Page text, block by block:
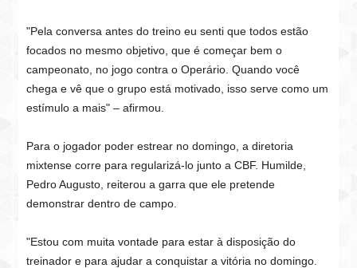
"Pela conversa antes do treino eu senti que todos estão
focados no mesmo objetivo, que é começar bem o
campeonato, no jogo contra o Operário. Quando você
chega e vê que o grupo está motivado, isso serve como um
estímulo a mais" – afirmou.
Para o jogador poder estrear no domingo, a diretoria
mixtense corre para regularizá-lo junto a CBF. Humilde,
Pedro Augusto, reiterou a garra que ele pretende
demonstrar dentro de campo.
"Estou com muita vontade para estar à disposição do
treinador e para ajudar a conquistar a vitória no domingo.